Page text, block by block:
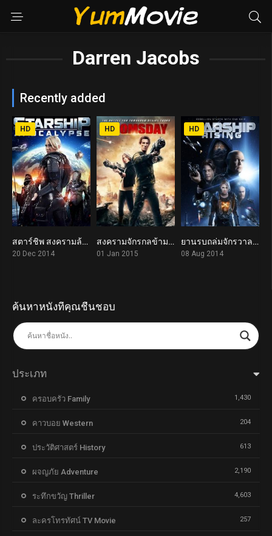
Darren Jacobs
Recently added
2.8
HD
สตาร์ชิพ สงครามล้างจักรวาล Starship Apocalypse (2014)
20 Dec 2014
3.5
HD
สงครามจักรกลข้ามอนาคต Death Machine: The Fall of London (2015)
01 Jan 2015
2.1
HD
ยานรบถล่มจักรวาล Starship Rising (2014)
08 Aug 2014
ค้นหาหนังที่คุณชื่นชอบ
ประเภท
ครอบครัว Family 1,430
คาวบอย Western 204
ประวัติศาสตร์ History 613
ผจญภัย Adventure 2,190
ระทึกขวัญ Thriller 4,603
ละครโทรทัศน์ TV Movie 257